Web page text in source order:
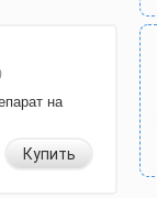
на
Купить